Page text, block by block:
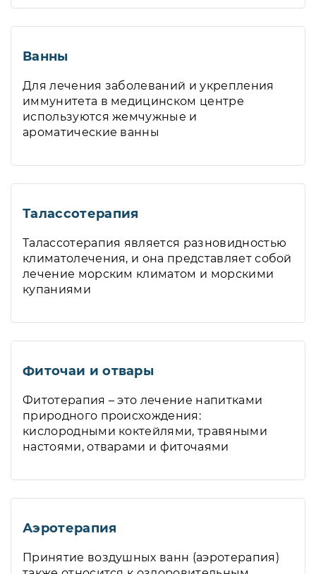
Ванны
Для лечения заболеваний и укрепления
иммунитета в медицинском центре
используются жемчужные и
ароматические ванны
Талассотерапия
Талассотерапия является разновидностью
климатолечения, и она представляет собой
лечение морским климатом и морскими
купаниями
Фиточаи и отвары
Фитотерапия – это лечение напитками
природного происхождения:
кислородными коктейлями, травяными
настоями, отварами и фиточаями
Аэротерапия
Принятие воздушных ванн (аэротерапия)